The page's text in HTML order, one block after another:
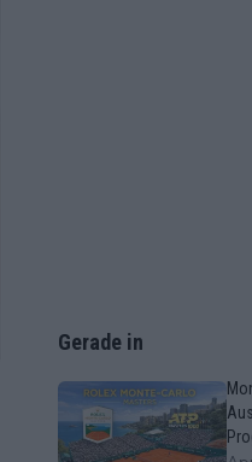
Gerade in